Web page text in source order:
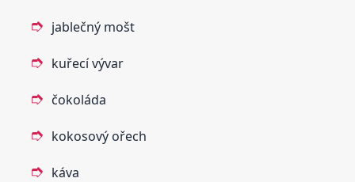
jablečný mošt
kuřecí vývar
čokoláda
kokosový ořech
káva